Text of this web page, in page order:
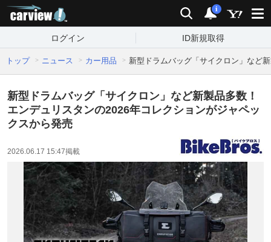
検索 通知
i
ログイン ID新規取得
トップ ニュース カー用品 新型ドラムバッグ「サイクロン」など
新型ドラムバッグ「サイクロン」など新製品多数！
エンデュリスタンの2026年コレクションがジャペッ
クスから発売
2026.06.17 15:47掲載